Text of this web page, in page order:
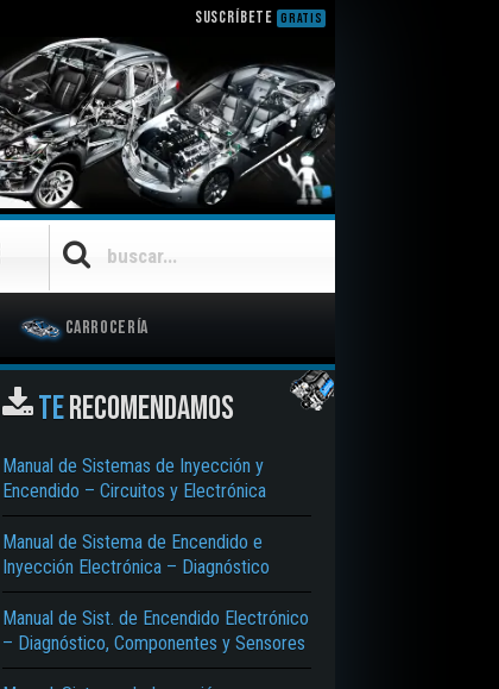
SUSCRÍBETE GRATIS
Carrocería
TERECOMENDAMOS
Manual de Sistemas de Inyección y
Encendido – Circuitos y Electrónica
Manual de Sistema de Encendido e
Inyección Electrónica – Diagnóstico
Manual de Sist. de Encendido Electrónico
– Diagnóstico, Componentes y Sensores